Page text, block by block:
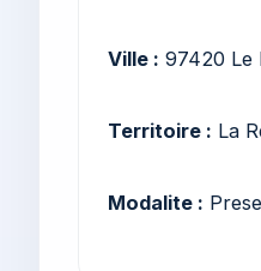
Ville : 97420 Le
Territoire : La
Modalite :